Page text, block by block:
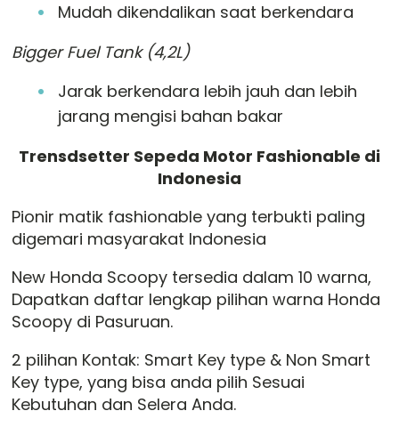
Mudah dikendalikan saat berkendara
Bigger Fuel Tank (4,2L)
Jarak berkendara lebih jauh dan lebih
jarang mengisi bahan bakar
Trensdsetter Sepeda Motor Fashionable di
Indonesia
Pionir matik fashionable yang terbukti paling
digemari masyarakat Indonesia
New Honda Scoopy tersedia dalam 10 warna,
Dapatkan daftar lengkap pilihan warna Honda
Scoopy di Pasuruan.
2 pilihan Kontak: Smart Key type & Non Smart
Key type, yang bisa anda pilih Sesuai
Kebutuhan dan Selera Anda.